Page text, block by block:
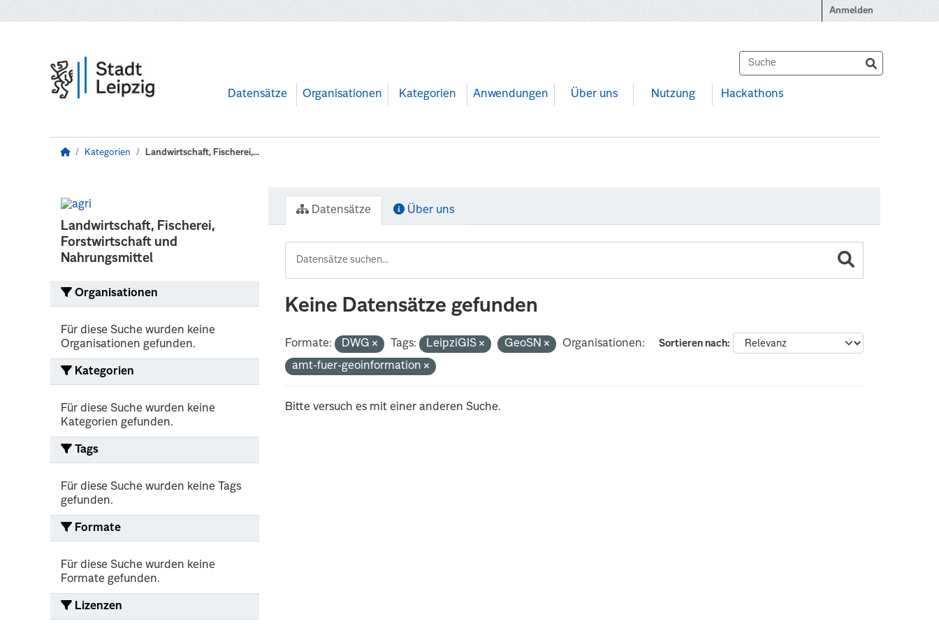
Anmelden
Datensätze Organisationen Kategorien Anwendungen Über uns Nutzung Hackathons
Kategorien Landwirtschaft, Fischerei,...
Landwirtschaft, Fischerei,
Forstwirtschaft und
Nahrungsmittel
Organisationen
Für diese Suche wurden keine
Organisationen gefunden.
Kategorien
Für diese Suche wurden keine
Kategorien gefunden.
Tags
Für diese Suche wurden keine Tags
gefunden.
Formate
Für diese Suche wurden keine
Formate gefunden.
Lizenzen
Datensätze Über uns
Keine Datensätze gefunden
Sortieren nach
Formate: DWG Tags: LeipziGIS GeoSN
Organisationen:
amt-fuer-geoinformation
Bitte versuch es mit einer anderen Suche.